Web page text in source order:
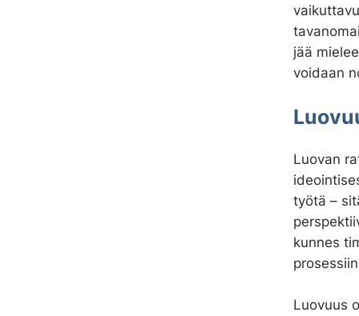
jää
voidaan
Luovan
työtä –
kunnes
Luovuus